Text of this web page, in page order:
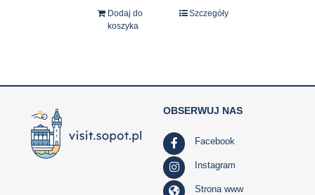
Dodaj do
koszyka
Szczegóły
OBSERWUJ NAS
Facebook
Instagram
Strona www